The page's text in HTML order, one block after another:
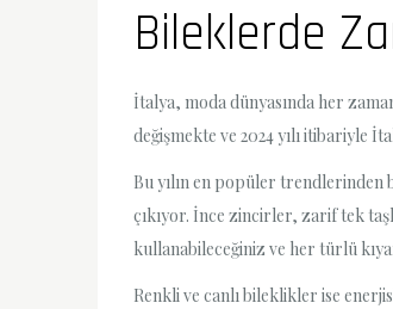
Bileklerde
İtalya, moda dünyasında her
değişmekte ve 2024 yılı itibariyle
Bu yılın en popüler trendlerinden
çıkıyor. İnce zincirler, zarif tek
kullanabileceğiniz ve her türlü
Renkli ve canlı bileklikler ise